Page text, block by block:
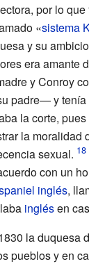
por lo
«sistema
y su
era amante
y Conroy
padre— y tenía
la corte,
la moralidad
sexual.
con un
inglés,
inglésen
la duquesa
pueblos y en